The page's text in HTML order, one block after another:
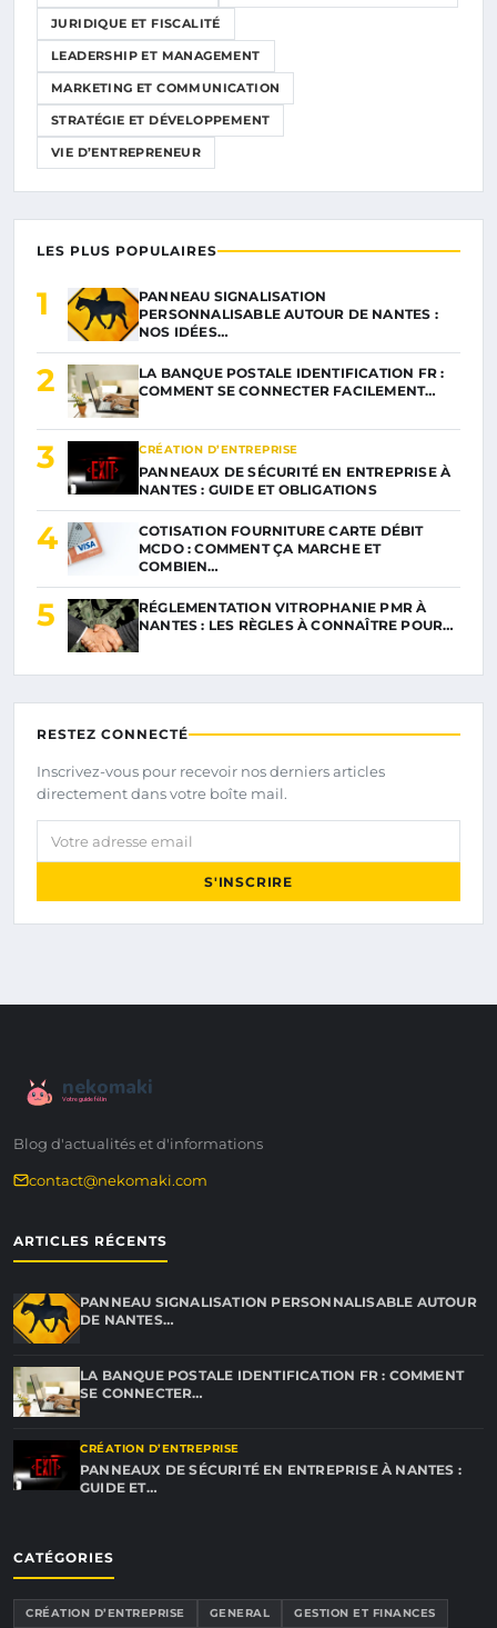
JURIDIQUE ET FISCALITÉ
LEADERSHIP ET MANAGEMENT
MARKETING ET COMMUNICATION
STRATÉGIE ET DÉVELOPPEMENT
VIE D’ENTREPRENEUR
LES PLUS POPULAIRES
1
PANNEAU SIGNALISATION
PERSONNALISABLE AUTOUR DE NANTES :
NOS IDÉES…
2
LA BANQUE POSTALE IDENTIFICATION FR :
COMMENT SE CONNECTER FACILEMENT…
3 CRÉATION D’ENTREPRISE
PANNEAUX DE SÉCURITÉ EN ENTREPRISE À
NANTES : GUIDE ET OBLIGATIONS
4
COTISATION FOURNITURE CARTE DÉBIT
MCDO : COMMENT ÇA MARCHE ET
COMBIEN…
5
RÉGLEMENTATION VITROPHANIE PMR À
NANTES : LES RÈGLES À CONNAÎTRE POUR…
RESTEZ CONNECTÉ
Inscrivez-vous pour recevoir nos derniers articles
directement dans votre boîte mail.
Votre adresse email
S'INSCRIRE
nekomaki
Votre guide félin
Blog d'actualités et d'informations
contact@nekomaki.com
ARTICLES RÉCENTS
PANNEAU SIGNALISATION PERSONNALISABLE AUTOUR
DE NANTES…
LA BANQUE POSTALE IDENTIFICATION FR : COMMENT
SE CONNECTER…
CRÉATION D’ENTREPRISE
PANNEAUX DE SÉCURITÉ EN ENTREPRISE À NANTES :
GUIDE ET…
CATÉGORIES
CRÉATION D’ENTREPRISE GENERAL GESTION ET FINANCES